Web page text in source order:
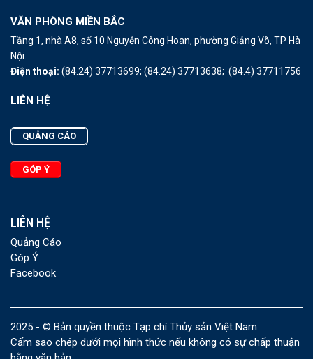
VĂN PHÒNG MIỀN BẮC
Tầng 1, nhà A8, số 10 Nguyễn Công Hoan, phường Giảng Võ, TP Hà
Nội.
Điện thoại: (84.24) 37713699; (84.24) 37713638; (84.4) 37711756
LIÊN HỆ
QUẢNG CÁO
GÓP Ý
LIÊN HỆ
Quảng Cáo
Góp Ý
Facebook
2025 - © Bản quyền thuộc Tạp chí Thủy sản Việt Nam
Cấm sao chép dưới mọi hình thức nếu không có sự chấp thuận